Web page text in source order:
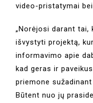
video-pristatymai
„Norėjosi darant tai,
išvystyti projektą,
informavimo apie
kad geras ir
priemone
Būtent nuo jų